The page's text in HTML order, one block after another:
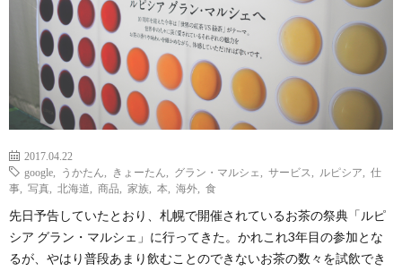
2017.04.22
google
うかたん きょーたん グラン・マルシェ サービス ルピシア
仕
事
写真 北海道 商品 家族 本 海外 食
先日予告していたとおり、札幌で開催されているお茶の祭典「ルピ
シア グラン・マルシェ」に行ってきた。かれこれ3年目の参加とな
るが、やはり普段あまり飲むことのできないお茶の数々を試飲でき